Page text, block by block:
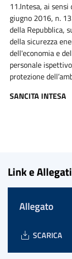
11.Intesa, ai
giugno 2016, n.
della Repubblica,
della sicurezza
dell'economia e
personale
protezione
SANCITA INTESA
Link e Allegati
Allegato
SCARICA